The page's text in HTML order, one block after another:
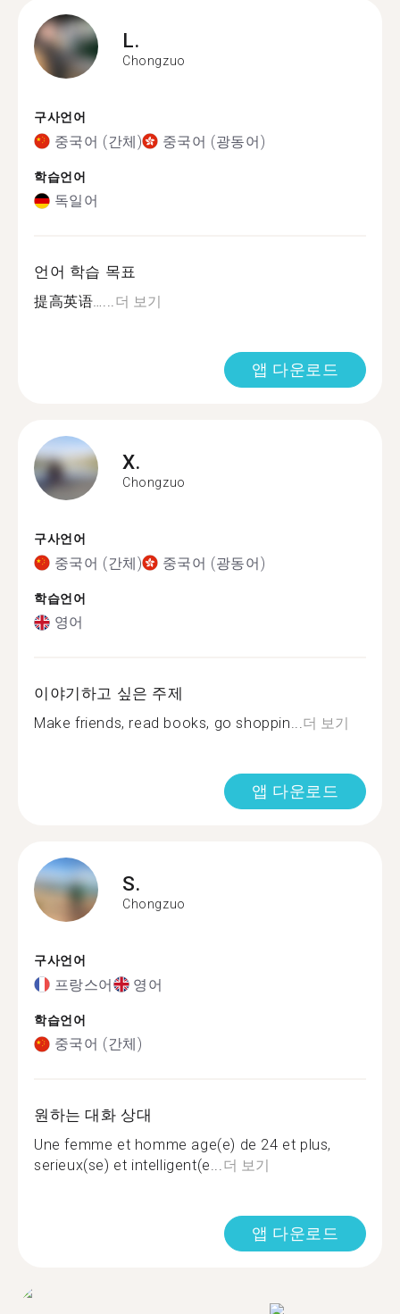
L.
Chongzuo
구사언어
중국어 (간체) 중국어 (광동어)
학습언어
독일어
언어 학습 목표
提高英语…...더 보기
앱 다운로드
X.
Chongzuo
구사언어
중국어 (간체) 중국어 (광동어)
학습언어
영어
이야기하고 싶은 주제
Make friends, read books, go shoppin...더 보기
앱 다운로드
S.
Chongzuo
구사언어
프랑스어 영어
학습언어
중국어 (간체)
원하는 대화 상대
Une femme et homme age(e) de 24 et plus,
serieux(se) et intelligent(e...더 보기
앱 다운로드